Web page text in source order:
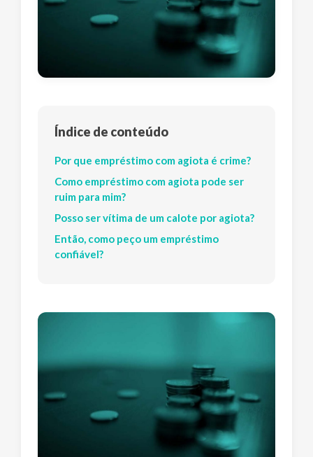
Índice de conteúdo
Por que empréstimo com agiota é crime?
Como empréstimo com agiota pode ser
ruim para mim?
Posso ser vítima de um calote por agiota?
Então, como peço um empréstimo
confiável?